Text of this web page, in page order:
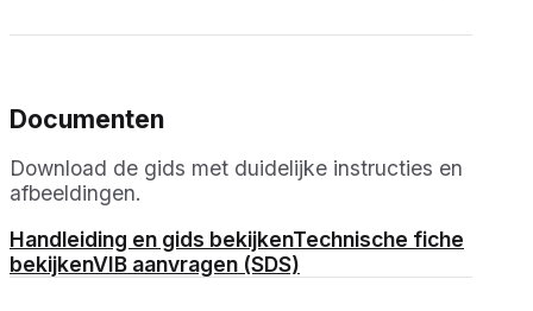
Documenten
Download de gids met duidelijke instructies en
afbeeldingen.
Handleiding en gids bekijkenTechnische fiche
bekijkenVIB aanvragen (SDS)